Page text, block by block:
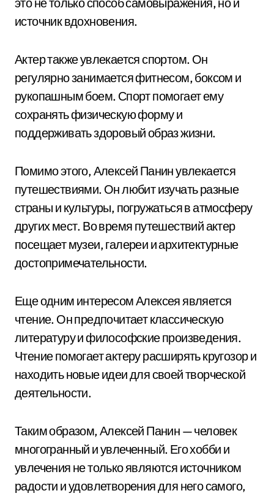
источник вдохновения.
Актер также увлекается спортом. Он
регулярно занимается фитнесом, боксом и
рукопашным боем. Спорт помогает ему
сохранять физическую форму и
поддерживать здоровый образ жизни.
Помимо этого, Алексей Панин увлекается
путешествиями. Он любит изучать разные
страны и культуры, погружаться в атмосферу
других мест. Во время путешествий актер
посещает музеи, галереи и архитектурные
достопримечательности.
Еще одним интересом Алексея является
чтение. Он предпочитает классическую
литературу и философские произведения.
Чтение помогает актеру расширять кругозор и
находить новые идеи для своей творческой
деятельности.
Таким образом, Алексей Панин — человек
многогранный и увлеченный. Его хобби и
увлечения не только являются источником
радости и удовлетворения для него самого,